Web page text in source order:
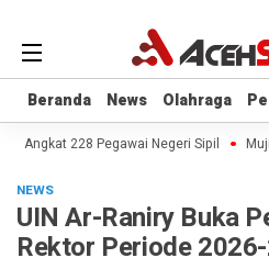
Beranda News Olahraga
Beranda News Olahraga
Angkat 228 Pegawai Negeri Sipil
NEWS
UIN Ar-Raniry Buka
Rektor Periode